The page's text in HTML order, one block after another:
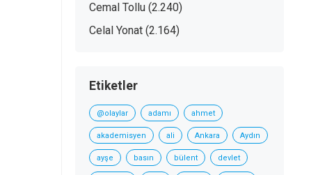
Cemal Tollu (2.240)
Celal Yonat (2.164)
Etiketler
@olaylar adamı ahmet
akademisyen ali Ankara Aydın
ayşe basın bülent devlet